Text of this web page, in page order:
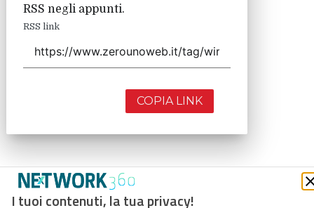
I tuoi contenuti, la tua privacy!
RSS negli appunti.
RSS link
COPIA LINK